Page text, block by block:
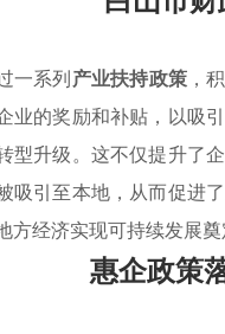
一系列产业扶持政策，
业的奖励和补贴，以吸
型升级。这不仅提升了
吸引至本地，从而促进
方经济实现可持续发展奠
惠企政策